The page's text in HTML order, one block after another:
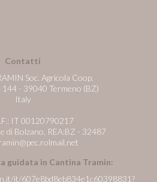
Contatti
Soc. Agricola Coop.
144 - 39040 Termeno (BZ)
Italy
IT 00120790217
di Bolzano, REA:BZ - 32487
guidata in Cantina Tramin:
it/607e8bd8eb834e1c60398831?